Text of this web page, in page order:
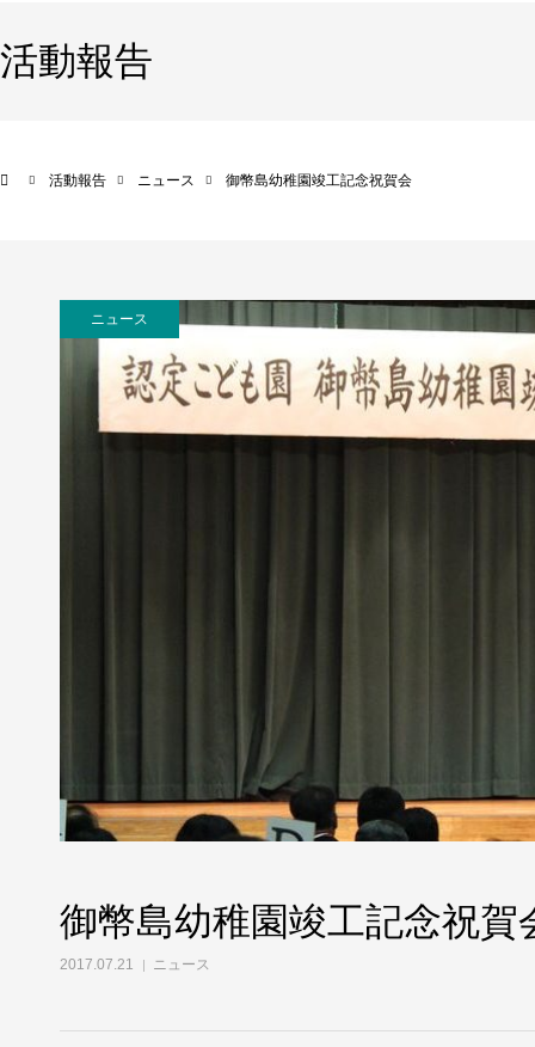
活動報告
活動報告 ニュース 御幣島幼稚園竣工記念祝賀会
ニュース
御幣島幼稚園竣工記念祝賀
2017.07.21 ニュース